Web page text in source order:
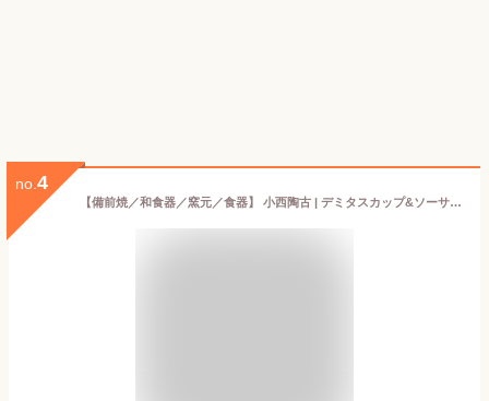
no. 4
【備前焼／和食器／窯元／食器】 小西陶古 | デミタスカップ&ソーサー【楽ギフ_包装】【楽ギフ_のし宛書】